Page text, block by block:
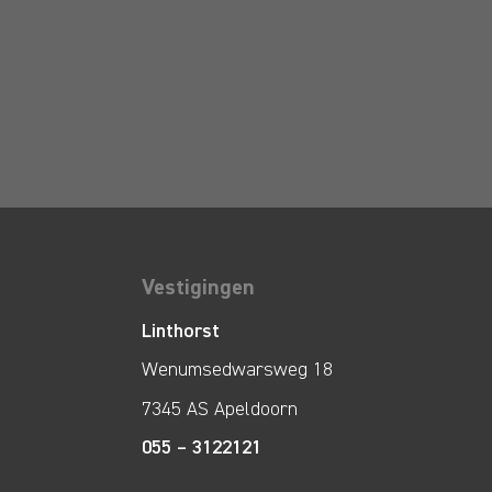
Vestigingen
Linthorst
Wenumsedwarsweg 18
7345 AS Apeldoorn
055 – 3122121